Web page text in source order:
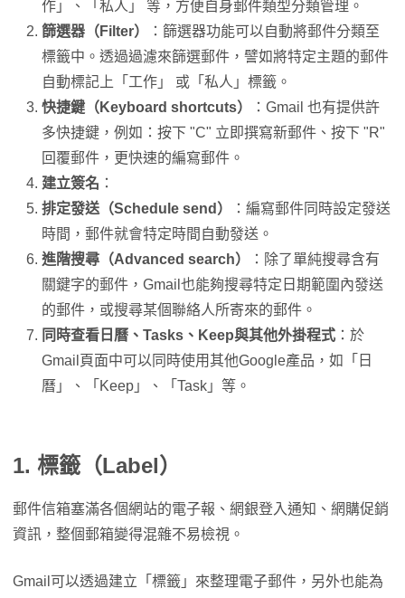
作」、「私人」 等，方便自身郵件類型分類管理。
篩選器（Filter）
：篩選器功能可以自動將郵件分類至
標籤中。透過過濾來篩選郵件，譬如將特定主題的郵件
自動標記上「工作」 或「私人」標籤。
快捷鍵（Keyboard shortcuts）
：Gmail 也有提供許
多快捷鍵，例如：按下 "C" 立即撰寫新郵件、按下 "R"
回覆郵件，更快速的編寫郵件。
建立簽名 ：
排定發送（Schedule send）
：編寫郵件同時設定發送
時間，郵件就會特定時間自動發送。
進階搜尋（Advanced search）
：除了單純搜尋含有
關鍵字的郵件，Gmail也能夠搜尋特定日期範圍內發送
的郵件，或搜尋某個聯絡人所寄來的郵件。
同時查看日曆、Tasks、Keep與其他外掛程式 ：於
Gmail頁面中可以同時使用其他Google產品，如「日
曆」、「Keep」、「Task」等。
1. 標籤（Label）
郵件信箱塞滿各個網站的電子報、網銀登入通知、網購促銷
資訊，整個郵箱變得混雜不易檢視。
Gmail可以透過建立「標籤」來整理電子郵件，另外也能為